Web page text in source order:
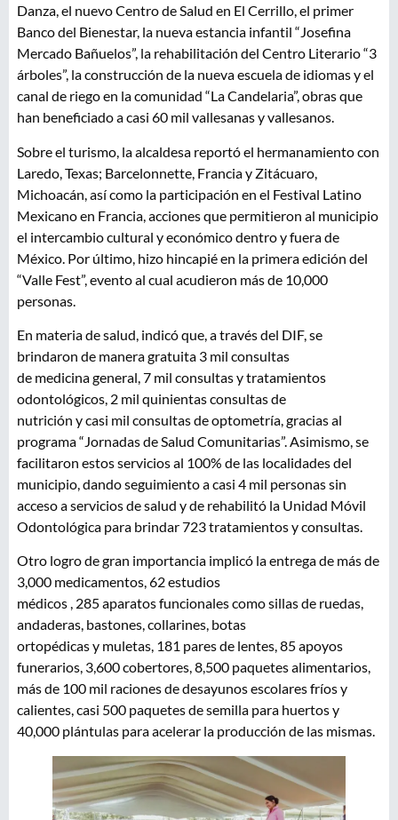
Danza, el nuevo Centro de Salud en El Cerrillo, el primer
Banco del Bienestar, la nueva estancia infantil “Josefina
Mercado Bañuelos”, la rehabilitación del Centro Literario “3
árboles”, la construcción de la nueva escuela de idiomas y el
canal de riego en la comunidad “La Candelaria”, obras que
han beneficiado a casi 60 mil vallesanas y vallesanos.
Sobre el turismo, la alcaldesa reportó el hermanamiento con
Laredo, Texas; Barcelonnette, Francia y Zitácuaro,
Michoacán, así como la participación en el Festival Latino
Mexicano en Francia, acciones que permitieron al municipio
el intercambio cultural y económico dentro y fuera de
México. Por último, hizo hincapié en la primera edición del
“Valle Fest”, evento al cual acudieron más de 10,000
personas.
En materia de salud, indicó que, a través del DIF, se
brindaron de manera gratuita 3 mil consultas
de medicina general, 7 mil consultas y tratamientos
odontológicos, 2 mil quinientas consultas de
nutrición y casi mil consultas de optometría, gracias al
programa “Jornadas de Salud Comunitarias”. Asimismo, se
facilitaron estos servicios al 100% de las localidades del
municipio, dando seguimiento a casi 4 mil personas sin
acceso a servicios de salud y de rehabilitó la Unidad Móvil
Odontológica para brindar 723 tratamientos y consultas.
Otro logro de gran importancia implicó la entrega de más de
3,000 medicamentos, 62 estudios
médicos , 285 aparatos funcionales como sillas de ruedas,
andaderas, bastones, collarines, botas
ortopédicas y muletas, 181 pares de lentes, 85 apoyos
funerarios, 3,600 cobertores, 8,500 paquetes alimentarios,
más de 100 mil raciones de desayunos escolares fríos y
calientes, casi 500 paquetes de semilla para huertos y
40,000 plántulas para acelerar la producción de las mismas.